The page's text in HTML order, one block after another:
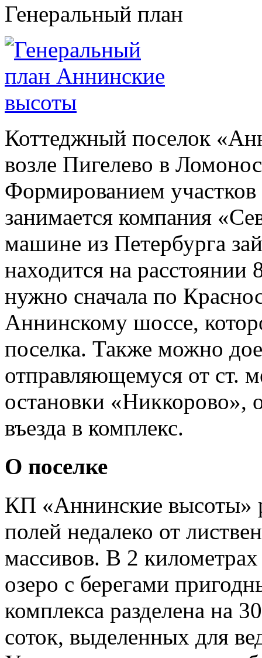
Генеральный план
Коттеджный поселок
возле Пигелево в
Формированием участков
занимается компания
машине из Петербурга
находится на
нужно сначала по
Аннинскому шоссе,
поселка. Также можно
отправляющемуся от ст.
остановки «Никкорово»,
въезда в комплекс.
О поселке
КП «Аннинские высоты»
полей недалеко от
массивов. В 2
озеро с берегами
комплекса разделена на
соток, выделенных для